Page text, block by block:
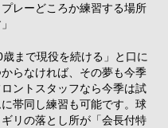
レーどころか練習する場所
まで現役を続ける」と口に
らなければ、その夢も今季
ントスタッフなら今季は試
帯同し練習も可能です。球
リの落とし所が「会長付特